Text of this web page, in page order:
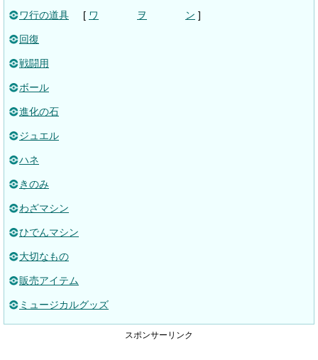
ワ行の道具 [ ワ ヲ ン ]
回復
戦闘用
ボール
進化の石
ジュエル
ハネ
きのみ
わざマシン
ひでんマシン
大切なもの
販売アイテム
ミュージカルグッズ
スポンサーリンク